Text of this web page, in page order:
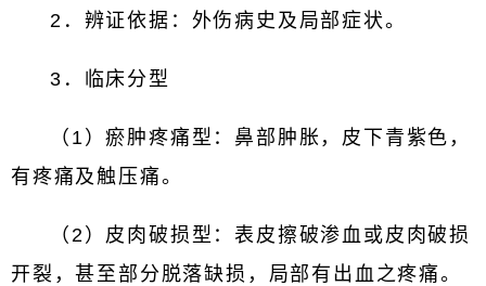
2．辨证依据：外伤病史及局部症状。
3．临床分型
（1）瘀肿疼痛型：鼻部肿胀，皮下青紫色，
有疼痛及触压痛。
（2）皮肉破损型：表皮擦破渗血或皮肉破损
开裂，甚至部分脱落缺损，局部有出血之疼痛。